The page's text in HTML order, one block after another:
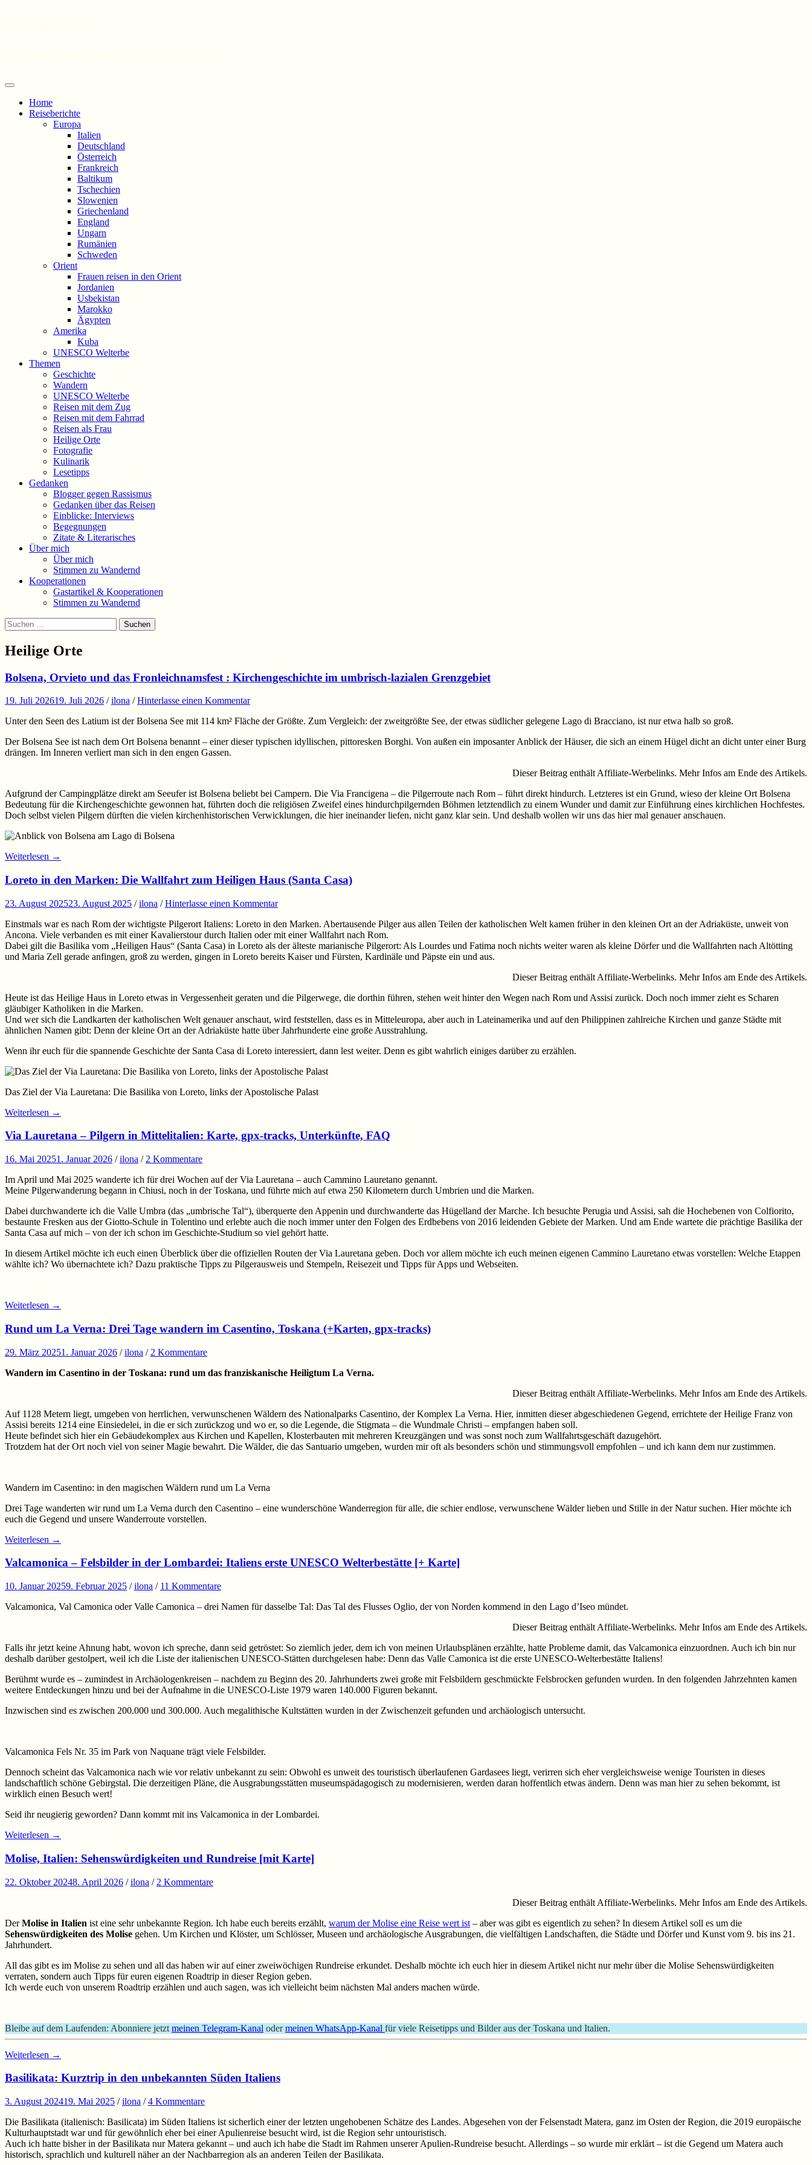
Menü
springen
Home
Reiseberichte
Europa
Italien
Deutschland
Österreich
Frankreich
Baltikum
Tschechien
Slowenien
Griechenland
England
Ungarn
Rumänien
Schweden
Orient
Frauen reisen in den Orient
Jordanien
Usbekistan
Marokko
Ägypten
Amerika
Kuba
UNESCO Welterbe
Themen
Geschichte
Wandern
UNESCO Welterbe
Reisen mit dem Zug
Reisen mit dem Fahrrad
Reisen als Frau
Heilige Orte
Fotografie
Kulinarik
Lesetipps
Gedanken
Blogger gegen Rassismus
Gedanken über das Reisen
Einblicke: Interviews
Begegnungen
Zitate & Literarisches
Über mich
Über mich
Stimmen zu Wandernd
Kooperationen
Gastartikel & Kooperationen
Stimmen zu Wandernd
Suchen
Suchen
nach:
Heilige Orte
Bolsena, Orvieto und das Fronleichnamsfest : Kirchengeschichte im umbrisch-lazialen Grenzgebiet
19. Juli 202619. Juli 2026 /ilona /Hinterlasse einen Kommentar
Unter den Seen des Latium ist der Bolsena See mit 114 km² Fläche der Größte. Zum Vergleich: der zweitgrößte See, der etwas südlicher gelegene Lago di Bracciano, ist nur etwa halb so groß.
Der Bolsena See ist nach dem Ort Bolsena benannt – einer dieser typischen idyllischen, pittoresken Borghi. Von außen ein imposanter Anblick der Häuser, die sich an einem Hügel dicht an dicht unter einer Burg
drängen. Im Inneren verliert man sich in den engen Gassen.
Dieser Beitrag enthält Affiliate-Werbelinks. Mehr Infos am Ende des Artikels.
Aufgrund der Campingplätze direkt am Seeufer ist Bolsena beliebt bei Campern. Die Via Francigena – die Pilgerroute nach Rom – führt direkt hindurch. Letzteres ist ein Grund, wieso der kleine Ort Bolsena
Bedeutung für die Kirchengeschichte gewonnen hat, führten doch die religiösen Zweifel eines hindurchpilgernden Böhmen letztendlich zu einem Wunder und damit zur Einführung eines kirchlichen Hochfestes.
Doch selbst vielen Pilgern dürften die vielen kirchenhistorischen Verwicklungen, die hier ineinander liefen, nicht ganz klar sein. Und deshalb wollen wir uns das hier mal genauer anschauen.
Weiterlesen →
Loreto in den Marken: Die Wallfahrt zum Heiligen Haus (Santa Casa)
23. August 202523. August 2025 /ilona /Hinterlasse einen Kommentar
Einstmals war es nach Rom der wichtigste Pilgerort Italiens: Loreto in den Marken. Abertausende Pilger aus allen Teilen der katholischen Welt kamen früher in den kleinen Ort an der Adriaküste, unweit von
Ancona. Viele verbanden es mit einer Kavalierstour durch Italien oder mit einer Wallfahrt nach Rom.
Dabei gilt die Basilika vom „Heiligen Haus“ (Santa Casa) in Loreto als der älteste marianische Pilgerort: Als Lourdes und Fatima noch nichts weiter waren als kleine Dörfer und die Wallfahrten nach Altötting
und Maria Zell gerade anfingen, groß zu werden, gingen in Loreto bereits Kaiser und Fürsten, Kardinäle und Päpste ein und aus.
Dieser Beitrag enthält Affiliate-Werbelinks. Mehr Infos am Ende des Artikels.
Heute ist das Heilige Haus in Loreto etwas in Vergessenheit geraten und die Pilgerwege, die dorthin führen, stehen weit hinter den Wegen nach Rom und Assisi zurück. Doch noch immer zieht es Scharen
gläubiger Katholiken in die Marken.
Und wer sich die Landkarten der katholischen Welt genauer anschaut, wird feststellen, dass es in Mitteleuropa, aber auch in Lateinamerika und auf den Philippinen zahlreiche Kirchen und ganze Städte mit
ähnlichen Namen gibt: Denn der kleine Ort an der Adriaküste hatte über Jahrhunderte eine große Ausstrahlung.
Wenn ihr euch für die spannende Geschichte der Santa Casa di Loreto interessiert, dann lest weiter. Denn es gibt wahrlich einiges darüber zu erzählen.
Das Ziel der Via Lauretana: Die Basilika von Loreto, links der Apostolische Palast
Weiterlesen →
Via Lauretana – Pilgern in Mittelitalien: Karte, gpx-tracks, Unterkünfte, FAQ
16. Mai 20251. Januar 2026 /ilona / 2 Kommentare
Im April und Mai 2025 wanderte ich für drei Wochen auf der Via Lauretana – auch Cammino Lauretano genannt.
Meine Pilgerwanderung begann in Chiusi, noch in der Toskana, und führte mich auf etwa 250 Kilometern durch Umbrien und die Marken.
Dabei durchwanderte ich die Valle Umbra (das „umbrische Tal“), überquerte den Appenin und durchwanderte das Hügelland der Marche. Ich besuchte Perugia und Assisi, sah die Hochebenen von Colfiorito,
bestaunte Fresken aus der Giotto-Schule in Tolentino und erlebte auch die noch immer unter den Folgen des Erdbebens von 2016 leidenden Gebiete der Marken. Und am Ende wartete die prächtige Basilika der
Santa Casa auf mich – von der ich schon im Geschichte-Studium so viel gehört hatte.
In diesem Artikel möchte ich euch einen Überblick über die offiziellen Routen der Via Lauretana geben. Doch vor allem möchte ich euch meinen eigenen Cammino Lauretano etwas vorstellen: Welche Etappen
wählte ich? Wo übernachtete ich? Dazu praktische Tipps zu Pilgerausweis und Stempeln, Reisezeit und Tipps für Apps und Webseiten.
Weiterlesen →
Rund um La Verna: Drei Tage wandern im Casentino, Toskana (+Karten, gpx-tracks)
29. März 20251. Januar 2026 /ilona / 2 Kommentare
Wandern im Casentino in der Toskana: rund um das franziskanische Heiligtum La Verna.
Dieser Beitrag enthält Affiliate-Werbelinks. Mehr Infos am Ende des Artikels.
Auf 1128 Metern liegt, umgeben von herrlichen, verwunschenen Wäldern des Nationalparks Casentino, der Komplex La Verna. Hier, inmitten dieser abgeschiedenen Gegend, errichtete der Heilige Franz von
Assisi bereits 1214 eine Einsiedelei, in die er sich zurückzog und wo er, so die Legende, die Stigmata – die Wundmale Christi – empfangen haben soll.
Heute befindet sich hier ein Gebäudekomplex aus Kirchen und Kapellen, Klosterbauten mit mehreren Kreuzgängen und was sonst noch zum Wallfahrtsgeschäft dazugehört.
Trotzdem hat der Ort noch viel von seiner Magie bewahrt. Die Wälder, die das Santuario umgeben, wurden mir oft als besonders schön und stimmungsvoll empfohlen – und ich kann dem nur zustimmen.
Wandern im Casentino: in den magischen Wäldern rund um La Verna
Drei Tage wanderten wir rund um La Verna durch den Casentino – eine wunderschöne Wanderregion für alle, die schier endlose, verwunschene Wälder lieben und Stille in der Natur suchen. Hier möchte ich
euch die Gegend und unsere Wanderroute vorstellen.
Weiterlesen →
Valcamonica – Felsbilder in der Lombardei: Italiens erste UNESCO Welterbestätte [+ Karte]
10. Januar 20259. Februar 2025 /ilona / 11 Kommentare
Valcamonica, Val Camonica oder Valle Camonica – drei Namen für dasselbe Tal: Das Tal des Flusses Oglio, der von Norden kommend in den Lago d’Iseo mündet.
Dieser Beitrag enthält Affiliate-Werbelinks. Mehr Infos am Ende des Artikels.
Falls ihr jetzt keine Ahnung habt, wovon ich spreche, dann seid getröstet: So ziemlich jeder, dem ich von meinen Urlaubsplänen erzählte, hatte Probleme damit, das Valcamonica einzuordnen. Auch ich bin nur
deshalb darüber gestolpert, weil ich die Liste der italienischen UNESCO-Stätten durchgelesen habe: Denn das Valle Camonica ist die erste UNESCO-Welterbestätte Italiens!
Berühmt wurde es – zumindest in Archäologenkreisen – nachdem zu Beginn des 20. Jahrhunderts zwei große mit Felsbildern geschmückte Felsbrocken gefunden wurden. In den folgenden Jahrzehnten kamen
weitere Entdeckungen hinzu und bei der Aufnahme in die UNESCO-Liste 1979 waren 140.000 Figuren bekannt.
Inzwischen sind es zwischen 200.000 und 300.000. Auch megalithische Kultstätten wurden in der Zwischenzeit gefunden und archäologisch untersucht.
Valcamonica Fels Nr. 35 im Park von Naquane trägt viele Felsbilder.
Dennoch scheint das Valcamonica nach wie vor relativ unbekannt zu sein: Obwohl es unweit des touristisch überlaufenen Gardasees liegt, verirren sich eher vergleichsweise wenige Touristen in dieses
landschaftlich schöne Gebirgstal. Die derzeitigen Pläne, die Ausgrabungsstätten museumspädagogisch zu modernisieren, werden daran hoffentlich etwas ändern. Denn was man hier zu sehen bekommt, ist
wirklich einen Besuch wert!
Seid ihr neugierig geworden? Dann kommt mit ins Valcamonica in der Lombardei.
Weiterlesen →
Molise, Italien: Sehenswürdigkeiten und Rundreise [mit Karte]
22. Oktober 20248. April 2026 /ilona / 2 Kommentare
Dieser Beitrag enthält Affiliate-Werbelinks. Mehr Infos am Ende des Artikels.
DerMolise in Italien ist eine sehr unbekannte Region. Ich habe euch bereits erzählt, warum der Molise eine Reise wert ist – aber was gibt es eigentlich zu sehen? In diesem Artikel soll es um die
Sehenswürdigkeiten des Molise gehen. Um Kirchen und Klöster, um Schlösser, Museen und archäologische Ausgrabungen, die vielfältigen Landschaften, die Städte und Dörfer und Kunst vom 9. bis ins 21.
Jahrhundert.
All das gibt es im Molise zu sehen und all das haben wir auf einer zweiwöchigen Rundreise erkundet. Deshalb möchte ich euch hier in diesem Artikel nicht nur mehr über die Molise Sehenswürdigkeiten
verraten, sondern auch Tipps für euren eigenen Roadtrip in dieser Region geben.
Ich werde euch von unserem Roadtrip erzählen und auch sagen, was ich vielleicht beim nächsten Mal anders machen würde.
Bleibe auf dem Laufenden: Abonniere jetzt meinen Telegram-Kanal odermeinen WhatsApp-Kanal für viele Reisetipps und Bilder aus der Toskana und Italien.
Weiterlesen →
Basilikata: Kurztrip in den unbekannten Süden Italiens
3. August 202419. Mai 2025 /ilona /4 Kommentare
Die Basilikata (italienisch: Basilicata) im Süden Italiens ist sicherlich einer der letzten ungehobenen Schätze des Landes. Abgesehen von der Felsenstadt Matera, ganz im Osten der Region, die 2019 europäische
Kulturhauptstadt war und für gewöhnlich eher bei einer Apulienreise besucht wird, ist die Region sehr untouristisch.
Auch ich hatte bisher in der Basilikata nur Matera gekannt – und auch ich habe die Stadt im Rahmen unserer Apulien-Rundreise besucht. Allerdings – so wurde mir erklärt – ist die Gegend um Matera auch
historisch, sprachlich und kulturell näher an der Nachbarregion als an anderen Teilen der Basilikata.